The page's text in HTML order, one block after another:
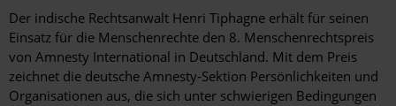
Der indische Rechtsanwalt Henri Tiphagne erhält für seinen
Einsatz für die Menschenrechte den 8. Menschenrechtspreis
von Amnesty International in Deutschland. Mit dem Preis
zeichnet die deutsche Amnesty-Sektion Persönlichkeiten und
Organisationen aus, die sich unter schwierigen Bedingungen